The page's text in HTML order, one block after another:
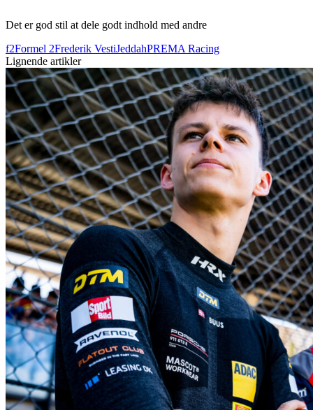
Det er god stil at dele godt indhold med andre
f2Formel 2Frederik VestiJeddahPREMA Racing
Lignende artikler